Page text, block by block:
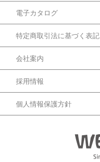
電子カタログ
特定商取引法に基づく表記
会社案内
採用情報
個人情報保護方針